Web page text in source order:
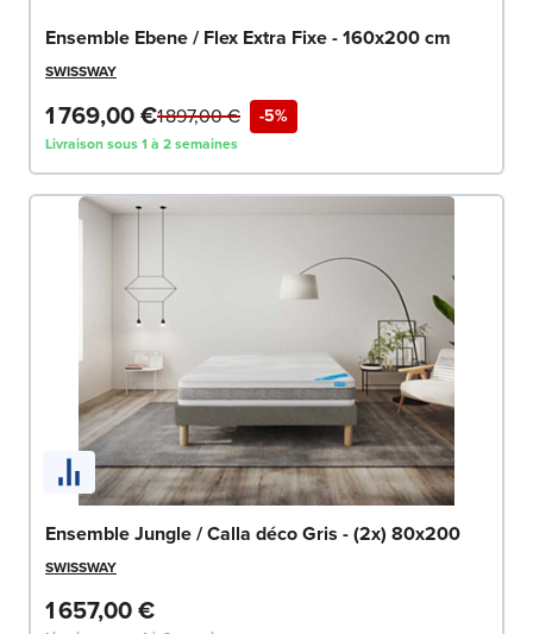
Ensemble Ebene / Flex Extra Fixe - 160x200 cm
SWISSWAY
1 769,00 € -5%
1 897,00 €
Livraison sous 1 à 2 semaines
Ensemble Jungle / Calla déco Gris - (2x) 80x200
SWISSWAY
1 657,00 €